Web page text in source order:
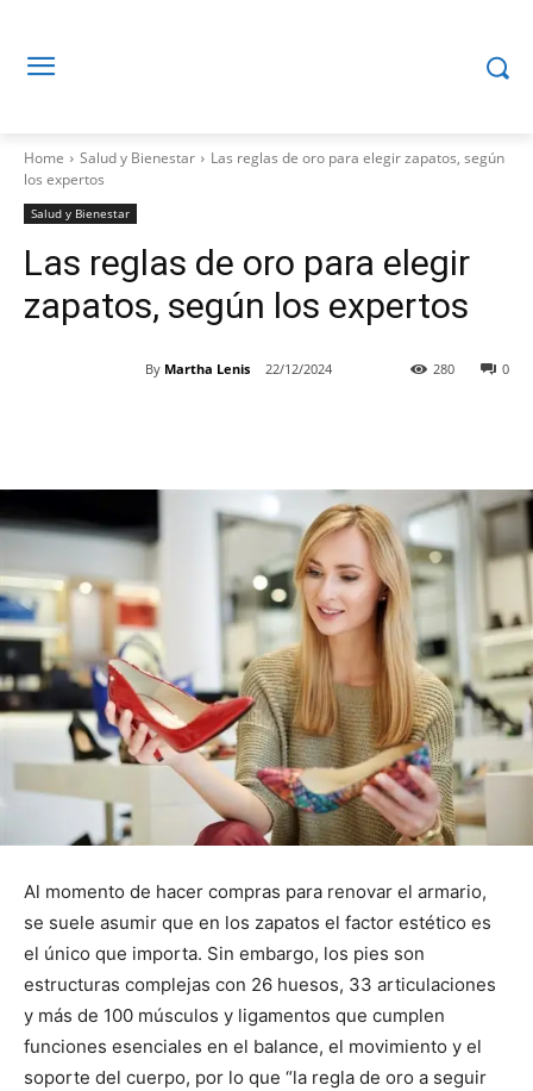
Home Salud y Bienestar
Las reglas de oro para elegir zapatos, según
los expertos
Salud y Bienestar
Las reglas de oro para elegir
zapatos, según los expertos
By Martha Lenis 22/12/2024 0
280
Al momento de hacer compras para renovar el armario,
se suele asumir que en los zapatos el factor estético es
el único que importa. Sin embargo, los pies son
estructuras complejas con 26 huesos, 33 articulaciones
y más de 100 músculos y ligamentos que cumplen
funciones esenciales en el balance, el movimiento y el
soporte del cuerpo, por lo que “la regla de oro a seguir